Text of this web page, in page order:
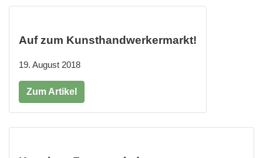
Auf zum Kunsthandwerkermarkt!
19. August 2018
Zum Artikel